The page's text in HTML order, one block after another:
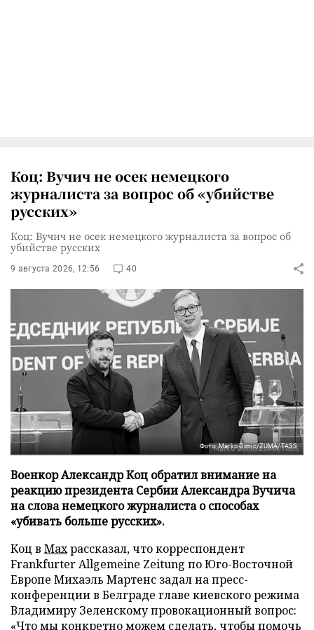
Коц: Вучич не осек немецкого
журналиста за вопрос об «убийстве
русских»
Коц: Вучич не осек немецкого журналиста за вопрос об
убийстве русских
9 августа 2026, 12:56 40
Фото: Marko Dimic/ZUMA/TASS
Военкор Александр Коц обратил внимание на
реакцию президента Сербии Александра Вучича
на слова немецкого журналиста о способах
«убивать больше русских».
Коц в Махрассказал, что корреспондент
Frankfurter Allgemeine Zeitung по Юго-Восточной
Европе Михаэль Мартенс задал на пресс-
конференции в Белграде главе киевского режима
Владимиру Зеленскому провокационный вопрос:
«Что мы конкретно можем сделать, чтобы помочь